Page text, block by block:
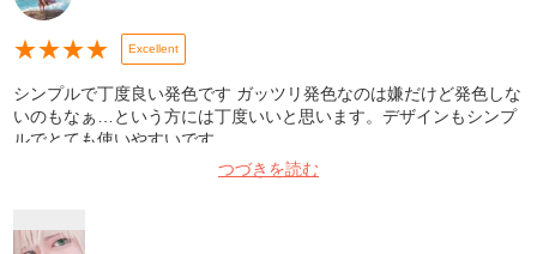
★★★★ Excellent
シンプルで丁度良い発色です ガッツリ発色なのは嫌だけど発色しな
いのもなぁ…という方には丁度いいと思います。デザインもシンプ
ルでとても使いやすいです。
つづきを読む